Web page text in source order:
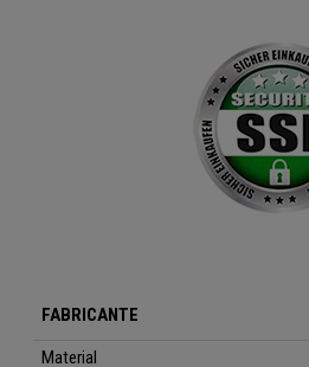
FABRICANTE
Material